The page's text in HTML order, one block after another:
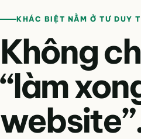
KHÁC BIỆT NẰM Ở TƯ DUY
Không
“làm